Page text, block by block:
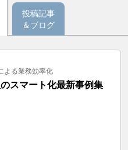
投稿記事
＆ブログ
よる業務効率化
スマート化最新事例集